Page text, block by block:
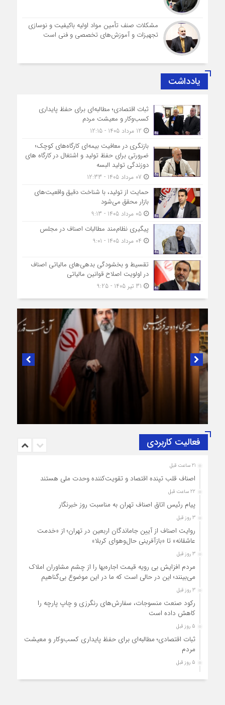
مشکلات صنف تأمین مواد اولیه باکیفیت و نوسازی
تجهیزات و آموزش‌های تخصصی و فنی است
یادداشت
ثبات اقتصادی؛ مطالبه‌ای برای حفظ پایداری
کسب‌وکار و معیشت مردم
بازنگری در معافیت بیمه‌ای کارگاه‌های کوچک؛
ضرورتی برای حفظ تولید و اشتغال در کارگاه های
دوزندگی تولید البسه
حمایت از تولید، با شناخت دقیق واقعیت‌های
بازار محقق می‌شود
05 مرداد 1405 - 9:13
پیگیری نظام‌مند مطالبات اصناف در مجلس
تقسیط و بخشودگی بدهی‌های مالیاتی اصناف
در اولویت اصلاح قوانین مالیاتی
در لبیک به تصمیم سرنوشت‌ساز مجلس خبرگان رهبری؛
پیام تبریک و بیعت رئیس اتاق اصناف تهران از
طرف اصناف و بازاریان با مقام معظّم رهبری،
حضرت آیت‌الله سید مجتبی خامنه‌ای (حفظه‌الله)
فعالیت کاربردی
21 ساعت قبل
اصناف قلب تپنده اقتصاد و تقویت‌کننده وحدت ملی هستند
22 ساعت قبل
پیام رئیس اتاق اصناف تهران به مناسبت روز خبرنگار
3 روز قبل
روایت اصناف از آیین جاماندگان اربعین در تهران؛ از «خدمت
عاشقانه» تا «بازآفرینی حال‌وهوای کربلا»
3 روز قبل
مردم افزایش بی رویه قیمت اجاره‌بها را از چشم مشاوران املاک
می‌بینند؛ این در حالی است که ما در این موضوع بی‌گناهیم
3 روز قبل
رکود صنعت منسوجات، سفارش‌های رنگرزی و چاپ پارچه را
کاهش داده است
5 روز قبل
ثبات اقتصادی؛ مطالبه‌ای برای حفظ پایداری کسب‌وکار و معیشت
مردم
5 روز قبل